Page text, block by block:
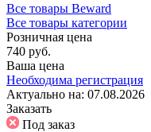
Все товары Beward
Все товары категории
Розничная цена
740 руб.
Ваша цена
Необходима регистрация
Актуально на: 07.08.2026
Заказать
Под заказ